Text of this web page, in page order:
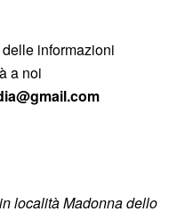
informazioni
a noi
località Madonna dello